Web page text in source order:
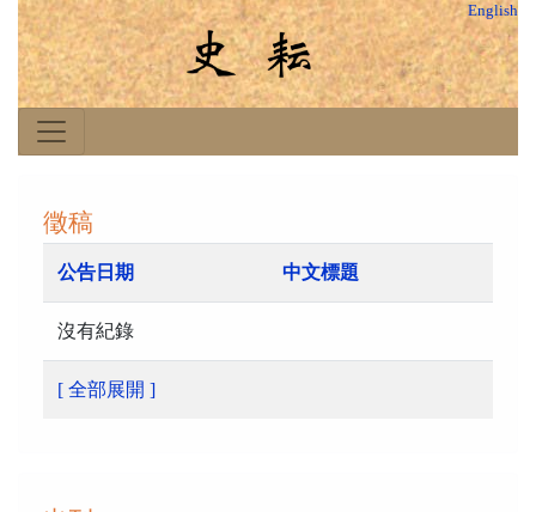
English
徵稿
公告日期 中文標題
沒有紀錄
[ 全部展開 ]